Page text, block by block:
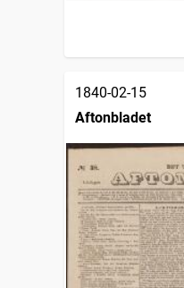
1840-02-15
Aftonbladet